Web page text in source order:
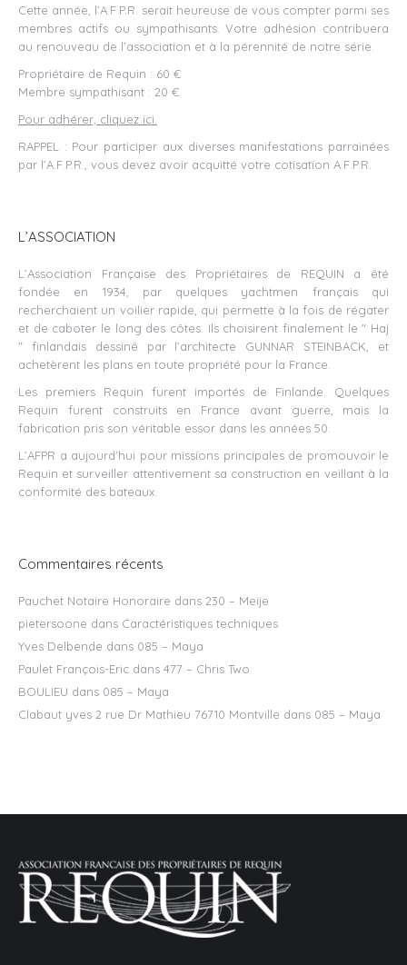
Cette année, l’A.F.P.R. serait heureuse de vous compter parmi ses
membres actifs ou sympathisants. Votre adhésion contribuera
au renouveau de l’association et à la pérennité de notre série.
Propriétaire de Requin : 60 €
Membre sympathisant : 20 €
Pour adhérer, cliquez ici.
RAPPEL : Pour participer aux diverses manifestations parrainées
par l’A.F.P.R., vous devez avoir acquitté votre cotisation A.F.P.R.
L’ASSOCIATION
L’Association Française des Propriétaires de REQUIN a été
fondée en 1934, par quelques yachtmen français qui
recherchaient un voilier rapide, qui permette à la fois de régater
et de caboter le long des côtes. Ils choisirent finalement le " Haj
" finlandais dessiné par l’architecte GUNNAR STEINBACK, et
achetèrent les plans en toute propriété pour la France.
Les premiers Requin furent importés de Finlande. Quelques
Requin furent construits en France avant guerre, mais la
fabrication pris son véritable essor dans les années 50.
L’AFPR a aujourd'hui pour missions principales de promouvoir le
Requin et surveiller attentivement sa construction en veillant à la
conformité des bateaux.
Commentaires récents
Pauchet Notaire Honoraire dans 230 – Meije
pietersoone dans Caractéristiques techniques
Yves Delbende dans 085 – Maya
Paulet François-Eric dans 477 – Chris Two
BOULIEU dans 085 – Maya
Clabaut yves 2 rue Dr Mathieu 76710 Montville dans 085 – Maya